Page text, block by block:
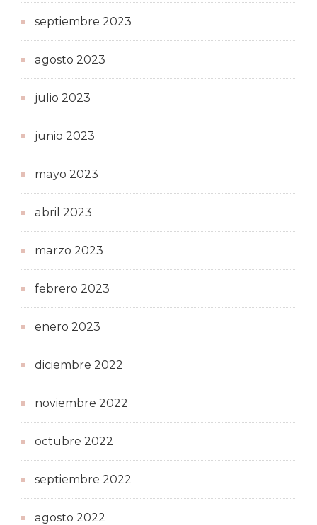
septiembre 2023
agosto 2023
julio 2023
junio 2023
mayo 2023
abril 2023
marzo 2023
febrero 2023
enero 2023
diciembre 2022
noviembre 2022
octubre 2022
septiembre 2022
agosto 2022